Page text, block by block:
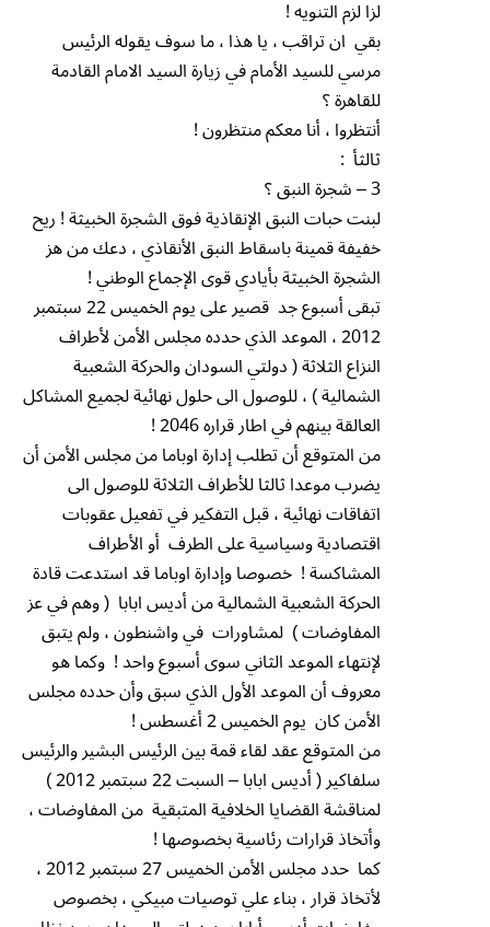
لزا لزم التنويه !
بقي ان تراقب ، يا هذا ، ما سوف يقوله الرئيس
مرسي للسيد الأمام في زيارة السيد الامام القادمة
للقاهرة ؟
أنتظروا ، أنا معكم منتظرون !
ثالثأ :
3 – شجرة النبق ؟
لبنت حبات النبق الإنقاذية فوق الشجرة الخبيثة ! ريح
خفيفة قمينة باسقاط النبق الأنقاذي ، دعك من هز
الشجرة الخبيثة بأيادي قوى الإجماع الوطني !
تبقى أسبوع جد قصير على يوم الخميس 22 سبتمبر
2012 ، الموعد الذي حدده مجلس الأمن لأطراف
النزاع الثلاثة ( دولتي السودان والحركة الشعبية
الشمالية ) ، للوصول الى حلول نهائية لجميع المشاكل
العالقة بينهم في اطار قراره 2046 !
من المتوقع أن تطلب إدارة اوباما من مجلس الأمن أن
يضرب موعدا ثالثا للأطراف الثلاثة للوصول الى
اتفاقات نهائية ، قبل التفكير في تفعيل عقوبات
اقتصادية وسياسية على الطرف أو الأطراف
المشاكسة ! خصوصا وإدارة اوباما قد استدعت قادة
الحركة الشعبية الشمالية من أديس ابابا ( وهم في عز
المفاوضات ) لمشاورات في واشنطون ، ولم يتبق
لإنتهاء الموعد الثاني سوى أسبوع واحد ! وكما هو
معروف أن الموعد الأول الذي سبق وأن حدده مجلس
الأمن كان يوم الخميس 2 أغسطس !
من المتوقع عقد لقاء قمة بين الرئيس البشير والرئيس
سلفاكير ( أديس ابابا – السبت 22 سبتمبر 2012 )
لمناقشة القضايا الخلافية المتبقية من المفاوضات ،
وأتخاذ قرارات رئاسية بخصوصها !
كما حدد مجلس الأمن الخميس 27 سبتمبر 2012 ،
لأتخاذ قرار ، بناء علي توصيات مبيكي ، بخصوص